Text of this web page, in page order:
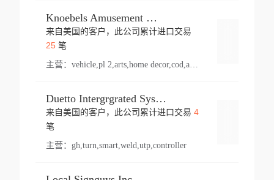
Knoebels Amusement Resort
来自美国的客户，此公司累计进口交易
25笔
主营： vehicle,pl 2,arts,home decor,cod,amusement ride,sea
Duetto Intergrgrated Systems Inc.
来自美国的客户，此公司累计进口交易 4
笔
主营： gh,turn,smart,weld,utp,controller